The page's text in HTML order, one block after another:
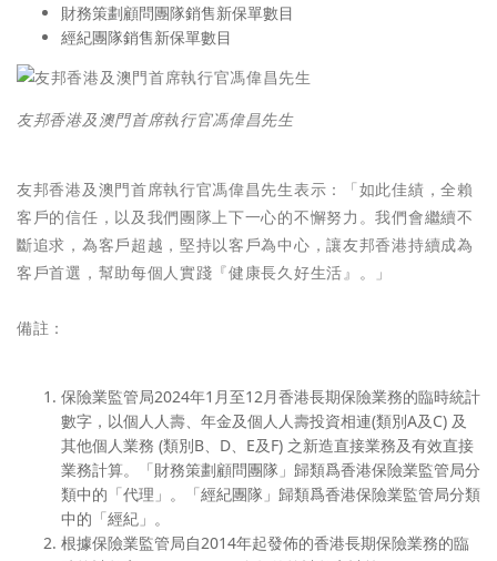
財務策劃顧問團隊銷售新保單數目
經紀團隊銷售新保單數目
友邦香港及澳門首席執行官馮偉昌先生
友邦香港及澳門首席執行官馮偉昌先生表示：「如此佳績，全賴
客戶的信任，以及我們團隊上下一心的不懈努力。我們會繼續不
斷追求，為客戶超越，堅持以客戶為中心，讓友邦香港持續成為
客戶首選，幫助每個人實踐『健康長久好生活』。」
備註：
保險業監管局2024年1月至12月香港長期保險業務的臨時統計
數字，以個人人壽、年金及個人人壽投資相連(類別A及C) 及
其他個人業務 (類別B、D、E及F) 之新造直接業務及有效直接
業務計算。「財務策劃顧問團隊」歸類爲香港保險業監管局分
類中的「代理」。「經紀團隊」歸類爲香港保險業監管局分類
中的「經紀」。
根據保險業監管局自2014年起發佈的香港長期保險業務的臨